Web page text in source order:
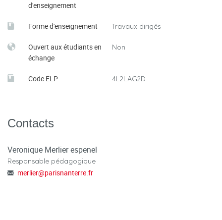
d'enseignement
Forme d'enseignement Travaux dirigés
Ouvert aux étudiants en
échange
Non
Code ELP 4L2LAG2D
Contacts
Veronique Merlier espenel
Responsable pédagogique
merlier@parisnanterre.fr